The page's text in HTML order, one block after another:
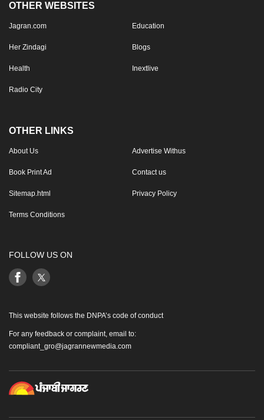
OTHER WEBSITES
Jagran.com Education
Her Zindagi Blogs
Health Inextlive
Radio City
OTHER LINKS
About Us Advertise Withus
Book Print Ad Contact us
Sitemap.html Privacy Policy
Terms Conditions
FOLLOW US ON
This website follows the DNPA’s code of conduct
For any feedback or complaint, email to:
compliant_gro@jagrannewmedia.com